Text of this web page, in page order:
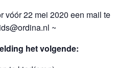
vóór 22 mei 2020 een mail te
~
het volgende: